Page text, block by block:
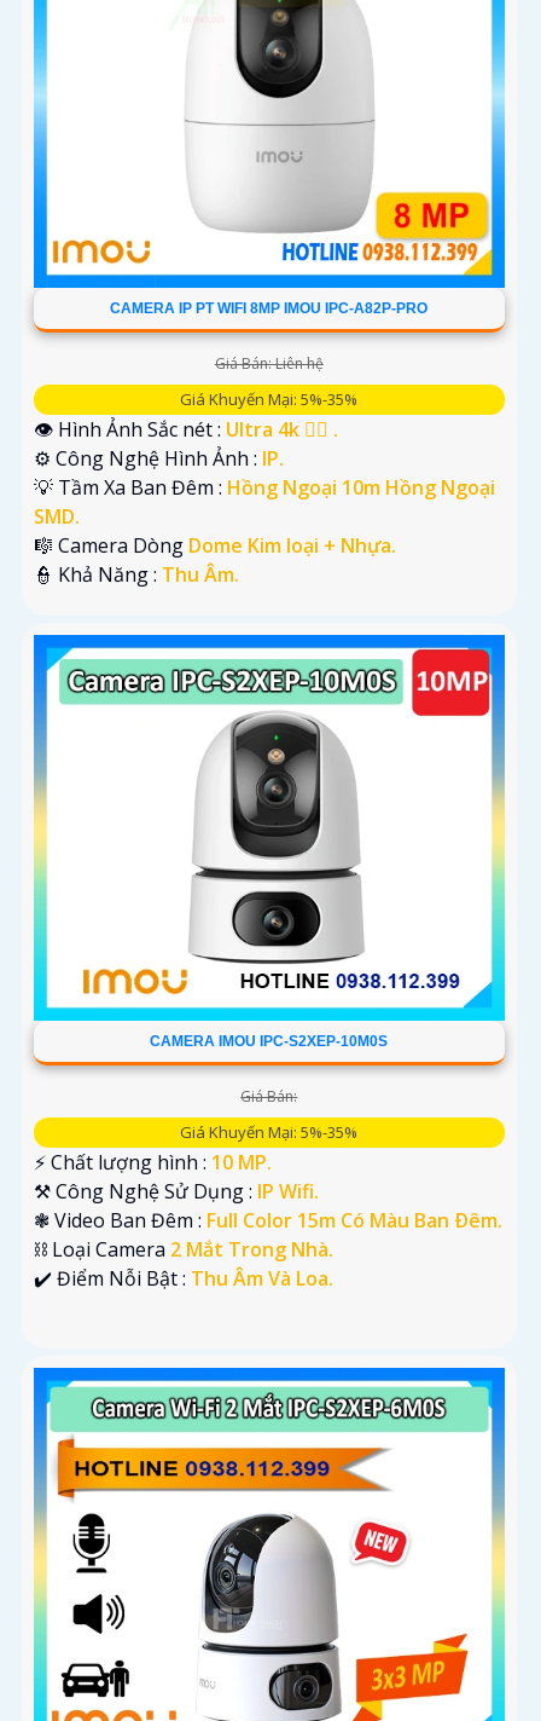
CAMERA IP PT WIFI 8MP IMOU IPC-A82P-PRO
Giá Bán: Liên hệ
Giá Khuyến Mại: 5%-35%
👁 Hình Ảnh Sắc nét : Ultra 4k 👍🏾 .
⚙ Công Nghệ Hình Ảnh : IP.
💡 Tầm Xa Ban Đêm : Hồng Ngoại 10m Hồng Ngoại
SMD.
🎼️ Camera Dòng Dome Kim loại + Nhựa.
️👮 Khả Năng : Thu Âm.
CAMERA IMOU IPC-S2XEP-10M0S
Giá Bán:
Giá Khuyến Mại: 5%-35%
️⚡ Chất lượng hình : 10 MP.
⚒ Công Nghệ Sử Dụng : IP Wifi.
❃ Video Ban Đêm : Full Color 15m Có Màu Ban Ðêm.
⛓ Loại Camera 2 Mắt Trong Nhà.
️✔️ Điểm Nỗi Bật : Thu Âm Và Loa.